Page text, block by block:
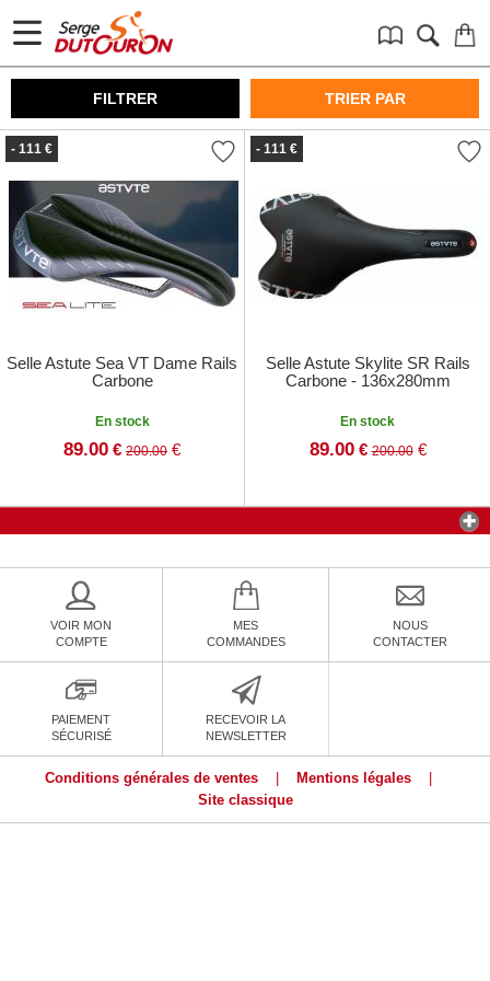
FILTRER TRIER PAR
- 111 €
Selle Astute Sea VT Dame Rails
Carbone
En stock
89.00 € 200.00 €
- 111 €
Selle Astute Skylite SR Rails
Carbone - 136x280mm
En stock
89.00 € 200.00€
VOIR MON
COMPTE
MES
COMMANDES
NOUS
CONTACTER
PAIEMENT
SÉCURISÉ
RECEVOIR LA
NEWSLETTER
Conditions générales de ventes Mentions légales
Site classique